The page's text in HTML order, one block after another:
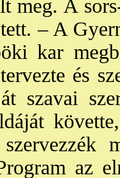
meg. A
– A
kar
és
szavai
az